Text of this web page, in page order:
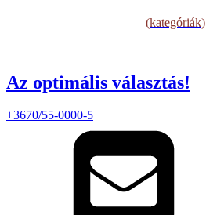
(kategóriák)
Az optimális választás!
+3670/55-0000-5